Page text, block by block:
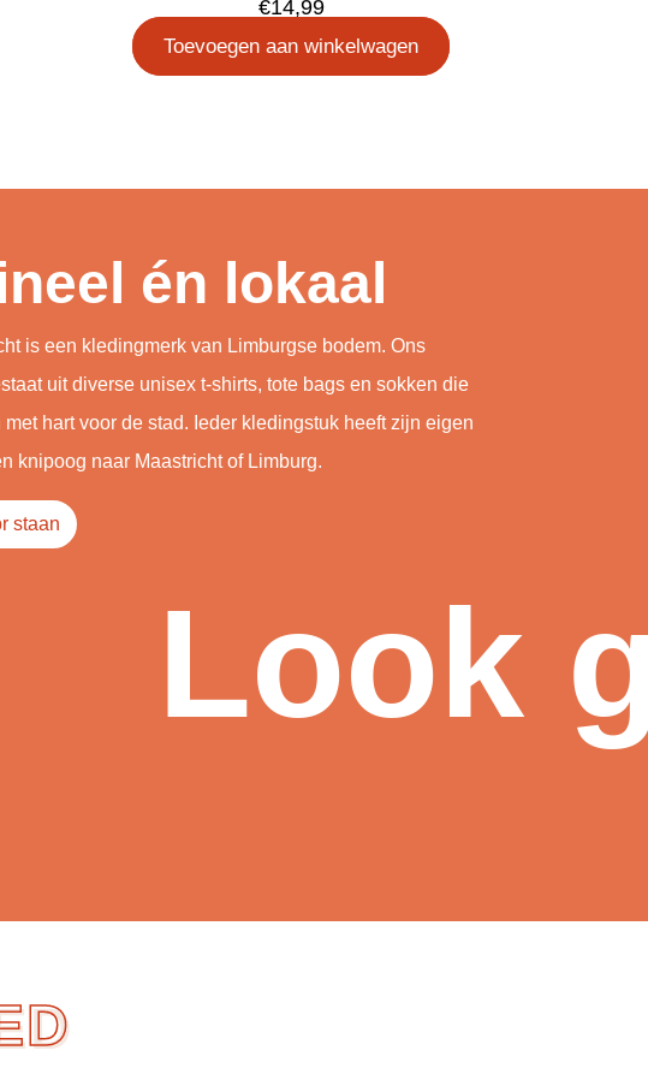
€14,99
Toevoegen aan winkelwagen
én lokaal
is een kledingmerk van Limburgse bodem. Ons
uit diverse unisex t-shirts, tote bags en sokken die
hart voor de stad. Ieder kledingstuk heeft zijn eigen
knipoog naar Maastricht of Limburg.
staan
Look